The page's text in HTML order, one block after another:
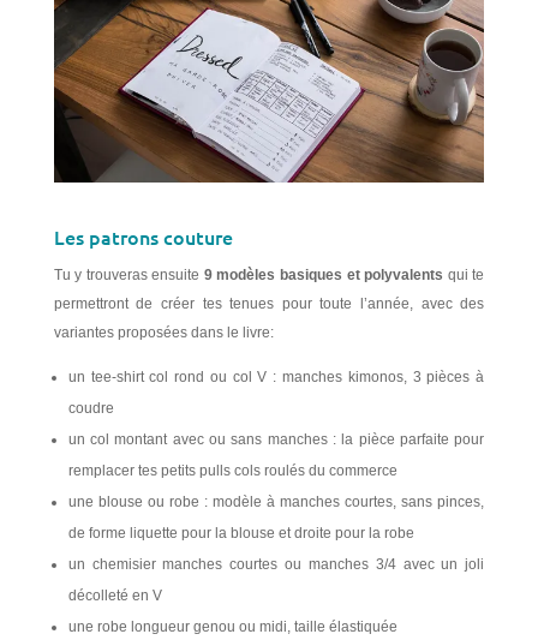
Les patrons couture
Tu y trouveras ensuite 9 modèles basiques et polyvalents qui te
permettront de créer tes tenues pour toute l’année, avec des
variantes proposées dans le livre:
un tee-shirt col rond ou col V : manches kimonos, 3 pièces à
coudre
un col montant avec ou sans manches : la pièce parfaite pour
remplacer tes petits pulls cols roulés du commerce
une blouse ou robe : modèle à manches courtes, sans pinces,
de forme liquette pour la blouse et droite pour la robe
un chemisier manches courtes ou manches 3/4 avec un joli
décolleté en V
une robe longueur genou ou midi, taille élastiquée